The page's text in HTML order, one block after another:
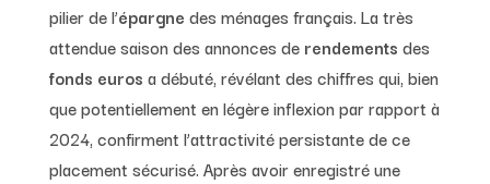
pilier de l’épargne des ménages français. La très
attendue saison des annonces de rendements des
fonds euros a débuté, révélant des chiffres qui, bien
que potentiellement en légère inflexion par rapport à
2024, confirment l’attractivité persistante de ce
placement sécurisé. Après avoir enregistré une